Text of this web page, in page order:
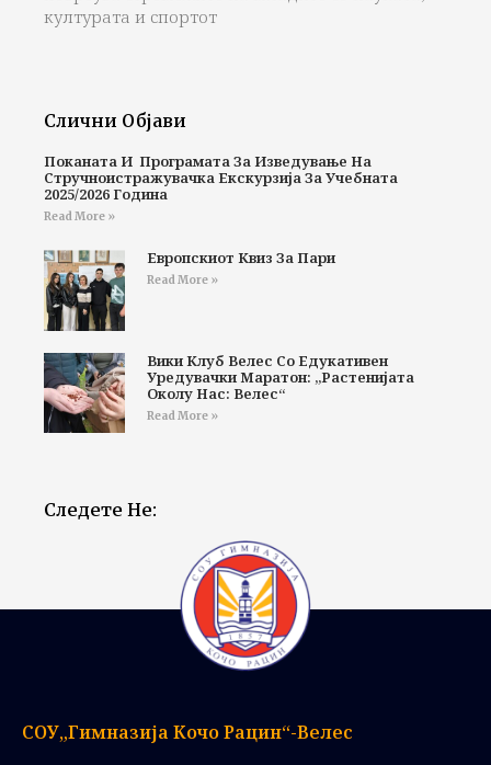
културата и спортот
Слични Објави
Поканата И Програмата За Изведување На
Стручноистражувачка Екскурзија За Учебната
2025/2026 Година
Read More »
Европскиот Квиз За Пари
Read More »
Вики Клуб Велес Со Едукативен
Уредувачки Маратон: „Растенијата
Околу Нас: Велес“
Read More »
Следете Не:
СОУ„Гимназија Кочо Рацин“-Велес